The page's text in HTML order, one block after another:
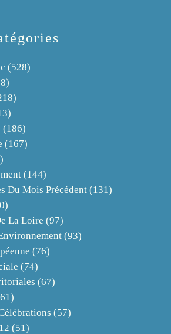
(528)
(186)
(167)
(144)
Du Mois Précédent (131)
La Loire (97)
(93)
(76)
(74)
(67)
(57)
(51)